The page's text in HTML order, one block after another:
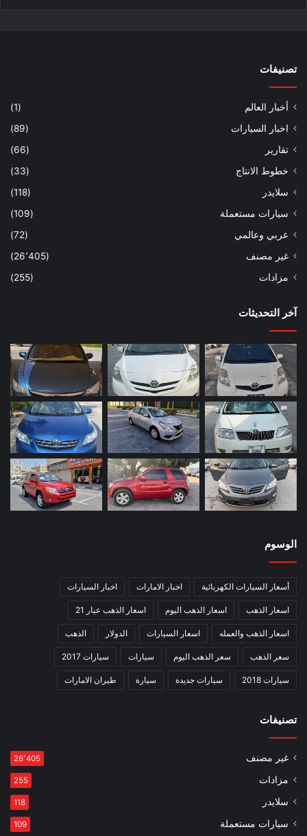
تصنيفات
أخبار العالم
(1)
اخبار السيارات
(89)
تقارير
(66)
خطوط الانتاج
(33)
سلايدر
(118)
سيارات مستعملة
(109)
عربي وعالمي
(72)
غير مصنف
(26٬405)
مزادات
(255)
آخر التحديثات
الوسوم
أسعار السيارات الكهربائية اخبار الامارات اخبار السيارات
اسعار الذهب اسعار الذهب اليوم اسعار الذهب عيار 21
اسعار الذهب والعمله اسعار السيارات الدولار الذهب
سعر الذهب سعر الذهب اليوم سيارات سيارات 2017
سيارات 2018 سيارات جديدة سيارة طيران الامارات
تصنيفات
غير مصنف 26٬405
مزادات 255
سلايدر 118
سيارات مستعملة 109